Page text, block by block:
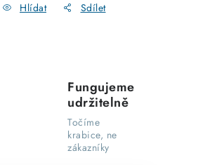
Hlídat Sdílet
Fungujeme
udržitelně
Točíme
krabice, ne
zákazníky